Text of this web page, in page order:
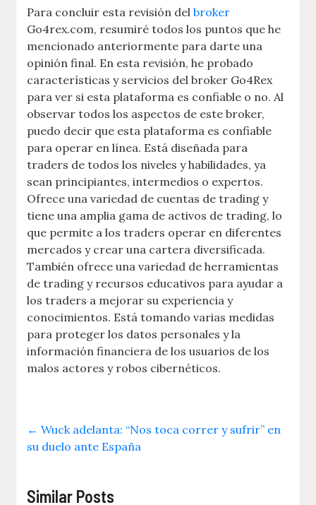
Para concluir esta revisión delbroker
Go4rex.com, resumiré todos los puntos que he
mencionado anteriormente para darte una
opinión final. En esta revisión, he probado
características y servicios del broker Go4Rex
para ver si esta plataforma es confiable o no. Al
observar todos los aspectos de este broker,
puedo decir que esta plataforma es confiable
para operar en línea. Está diseñada para
traders de todos los niveles y habilidades, ya
sean principiantes, intermedios o expertos.
Ofrece una variedad de cuentas de trading y
tiene una amplia gama de activos de trading, lo
que permite a los traders operar en diferentes
mercados y crear una cartera diversificada.
También ofrece una variedad de herramientas
de trading y recursos educativos para ayudar a
los traders a mejorar su experiencia y
conocimientos. Está tomando varias medidas
para proteger los datos personales y la
información financiera de los usuarios de los
malos actores y robos cibernéticos.
← Wuck adelanta: “Nos toca correr y sufrir” en
su duelo ante España
Similar Posts